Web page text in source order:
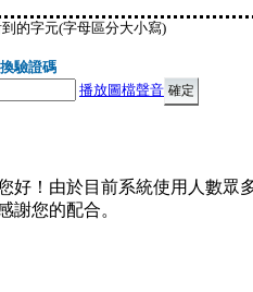
的字元(字母區分大小寫)
驗證碼
播放圖檔聲音
好！由於目前系統使用人數眾
謝您的配合。